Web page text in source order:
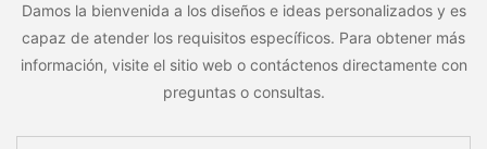
Damos la bienvenida a los diseños e ideas personalizados y es
capaz de atender los requisitos específicos. Para obtener más
información, visite el sitio web o contáctenos directamente con
preguntas o consultas.